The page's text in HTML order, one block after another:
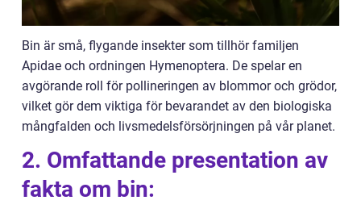
Bin är små, flygande insekter som tillhör familjen
Apidae och ordningen Hymenoptera. De spelar en
avgörande roll för pollineringen av blommor och grödor,
vilket gör dem viktiga för bevarandet av den biologiska
mångfalden och livsmedelsförsörjningen på vår planet.
2. Omfattande presentation av
fakta om bin: